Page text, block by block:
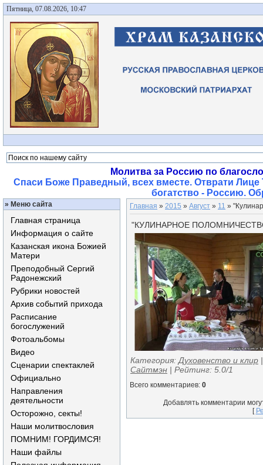
Пятница, 07.08.2026, 10:47
Молитва за Россию по
Спаси Боже Праведный, всех вместе. Отврати
богатство - Россию.
» Меню сайта
Главная страница
Информация о сайте
Казанская икона Божией
Матери
Преподобный Сергий
Радонежский
Рубрики новостей
Архив событий прихода
Расписание
богослужений
Фотоальбомы
Видео
Сценарии спектаклей
Официально
Направления
деятельности
Осторожно, секты!
Наши молитвословия
ПОМНИМ! ГОРДИМСЯ!
Наши файлы
Главная » 2015 » Август » 11 »
"КУЛИНАРНОЕ
Категория: Духовенство и клир
Сайтмэн | Рейтинг: 5.0/1
Всего комментариев: 0
Добавлять комментарии
[